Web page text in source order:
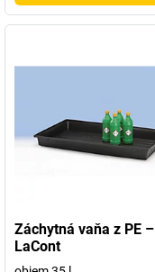
Záchytná vaňa z PE –
LaCont